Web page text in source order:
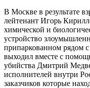
В Москве в результате
лейтенант Игорь
химической и
устройство
припаркованном рядом
выходил вместе с
убийства Дмитрий
исполнителей внутри
заказчиков которые